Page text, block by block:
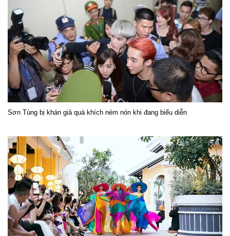
Sơn Tùng bị khán giả quá khích ném nón khi đang biểu diễn